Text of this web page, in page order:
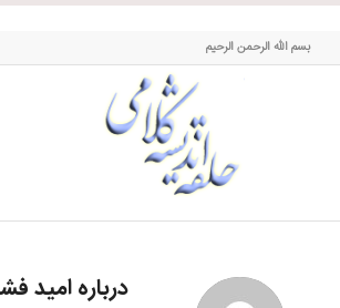
حلقه اندیشه کلامی
بسم الله الرحمن الرحیم
دربارهامید